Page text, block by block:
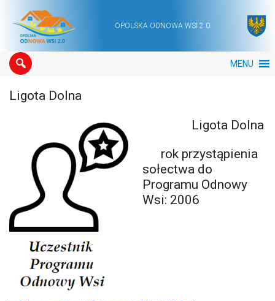
Main NavigationOPOLSKA ODNOWA WSI 2.0
MENU
Ligota Dolna
Ligota Dolna
rok przystąpienia
sołectwa do
Programu Odnowy
Wsi: 2006